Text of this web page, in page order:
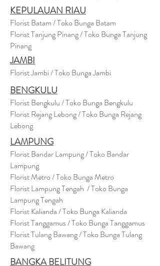
KEPULAUAN RIAU
Florist Batam / Toko Bunga Batam
Florist Tanjung Pinang / Toko Bunga Tanjung
Pinang
JAMBI
Florist Jambi / Toko Bunga Jambi
BENGKULU
Florist Bengkulu / Toko Bunga Bengkulu
Florist Rejang Lebong / Toko Bunga Rejang
Lebong
LAMPUNG
Florist Bandar Lampung / Toko Bandar
Lampung
Florist Metro / Toko Bunga Metro
Florist Lampung Tengah / Toko Bunga
Lampung Tengah
Florist Kalianda / Toko Bunga Kalianda
Florist Tanggamus / Toko Bunga Tanggamus
Florist Tulang Bawang / Toko Bunga Tulang
Bawang
BANGKA BELITUNG